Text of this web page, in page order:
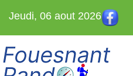
Jeudi, 06 aout 2026